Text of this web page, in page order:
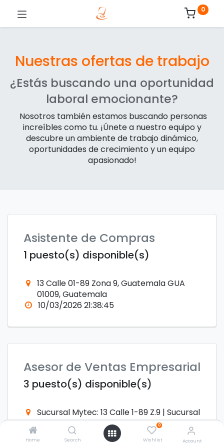
Home Search
0
Wishlist Account
0
Nuestras ofertas de trabajo
¿Estás buscando una oportunidad
laboral emocionante?
Nosotros también estamos buscando personas
increíbles como tu. ¡Únete a nuestro equipo y
descubre un ambiente de trabajo dinámico,
oportunidades de crecimiento y un equipo
apasionado!
Asistente de Compras
1 puesto(s) disponible(s)
13 Calle 01-89 Zona 9, Guatemala GUA
01009, Guatemala
10/03/2026 21:38:45
Asesor de Ventas Empresarial
3 puesto(s) disponible(s)
Sucursal Mytec: 13 Calle 1-89 Z.9 | Sucursal
Imeqmo: C.C. MIX San Cristobal L.6, GUA
01009, Guatemala
28/07/2026 16:50:13